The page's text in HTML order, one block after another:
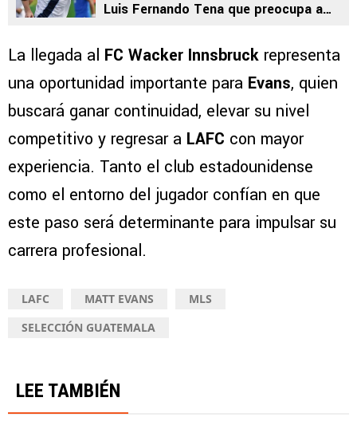
Luis Fernando Tena que preocupa a
La llegada al FC Wacker Innsbruck representa
una oportunidad importante para Evans, quien
buscará ganar continuidad, elevar su nivel
competitivo y regresar a LAFC con mayor
experiencia. Tanto el club estadounidense
como el entorno del jugador confían en que
este paso será determinante para impulsar su
carrera profesional.
LAFC MATT EVANS
MLS
SELECCIÓN GUATEMALA
LEE TAMBIÉN